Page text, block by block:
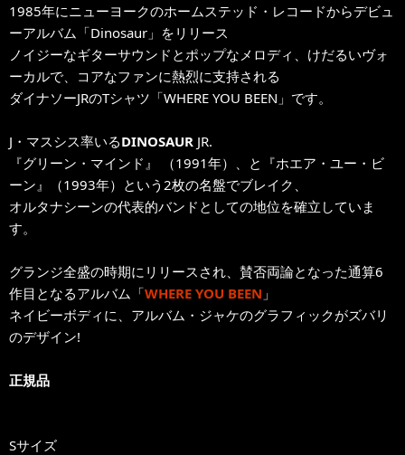
1985年にニューヨークのホームステッド・レコードからデビュ
ーアルバム「Dinosaur」をリリース
ノイジーなギターサウンドとポップなメロディ、けだるいヴォ
ーカルで、コアなファンに熱烈に支持される
ダイナソーJRのTシャツ「WHERE YOU BEEN」です。
J・マスシス率いるDINOSAUR JR.
『グリーン・マインド』 （1991年）、と『ホエア・ユー・ビ
ーン』（1993年）という2枚の名盤でブレイク、
オルタナシーンの代表的バンドとしての地位を確立していま
す。
グランジ全盛の時期にリリースされ、賛否両論となった通算6
作目となるアルバム「WHERE YOU BEEN 」
ネイビーボディに、アルバム・ジャケのグラフィックがズバリ
のデザイン!
正規品
Sサイズ